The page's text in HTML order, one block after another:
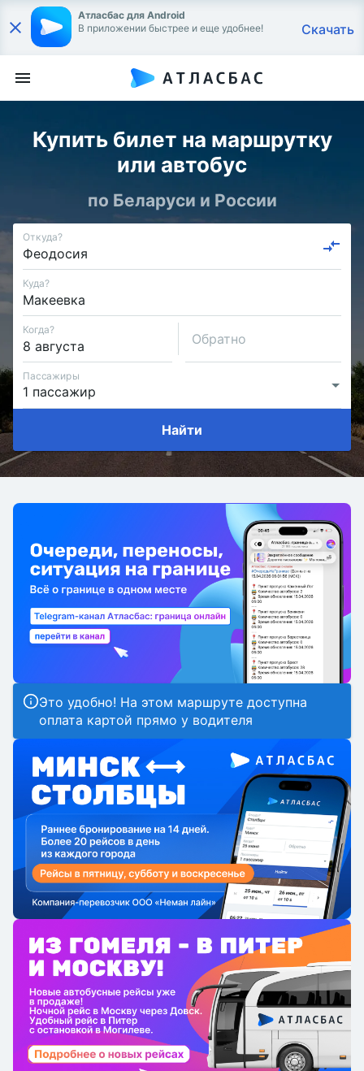
Атласбас для Android
В приложении быстрее и еще удобнее!
Скачать
Купить билет на маршрутку
или автобус
по Беларуси и России
Откуда?
Куда?
Когда?
Обратно
Пассажиры
Найти
Это удобно! На этом маршруте доступна
оплата картой прямо у водителя